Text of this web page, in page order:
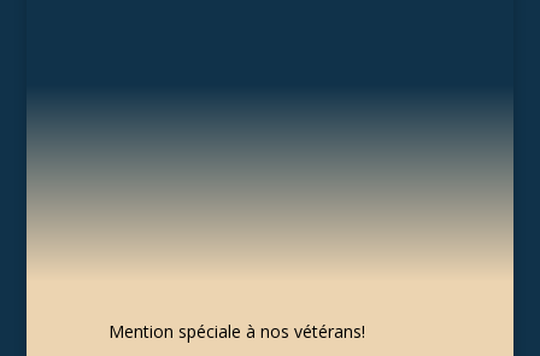
Mention spéciale à nos vétérans!